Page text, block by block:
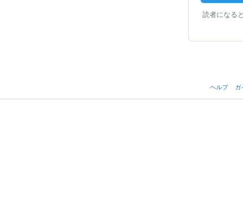
読者になる
ヘルプ
ガ